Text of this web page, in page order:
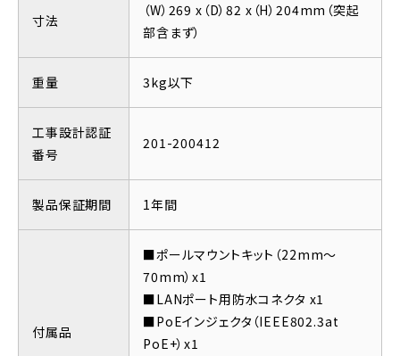
寸法
（W）269 x（D）82 x（H）204mm（突起
部含まず）
重量 3kg以下
工事設計認証
番号
201-200412
製品保証期間 1年間
付属品
■ポールマウントキット（22mm～
70mm）x1
■LANポート用防水コネクタ x1
■PoEインジェクタ（IEEE802.3at
PoE+）x1